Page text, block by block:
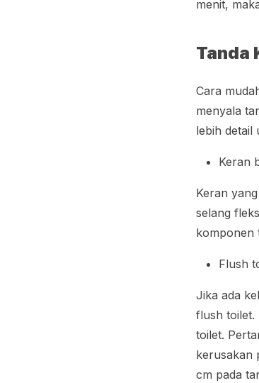
menit,
Tanda
Cara
menyala
lebih detail
Keran
Keran
selang
komponen
Flush
Jika ada
flushtoilet.
toilet.
kerusakan
cm pada